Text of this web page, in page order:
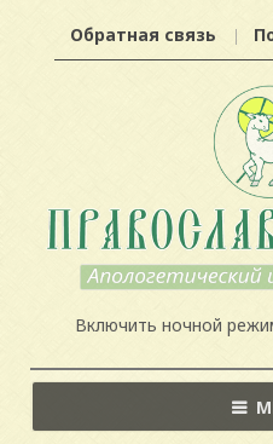
Обратная связь
Включить ночной